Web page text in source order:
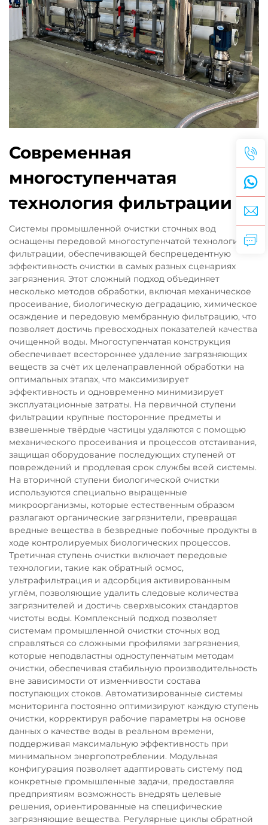
Современная
многоступенчатая
технология фильтрации
Системы промышленной очистки сточных вод
оснащены передовой многоступенчатой технологией
фильтрации, обеспечивающей беспрецедентную
эффективность очистки в самых разных сценариях
загрязнения. Этот сложный подход объединяет
несколько методов обработки, включая механическое
просеивание, биологическую деградацию, химическое
осаждение и передовую мембранную фильтрацию, что
позволяет достичь превосходных показателей качества
очищенной воды. Многоступенчатая конструкция
обеспечивает всестороннее удаление загрязняющих
веществ за счёт их целенаправленной обработки на
оптимальных этапах, что максимизирует
эффективность и одновременно минимизирует
эксплуатационные затраты. На первичной ступени
фильтрации крупные посторонние предметы и
взвешенные твёрдые частицы удаляются с помощью
механического просеивания и процессов отстаивания,
защищая оборудование последующих ступеней от
повреждений и продлевая срок службы всей системы.
На вторичной ступени биологической очистки
используются специально выращенные
микроорганизмы, которые естественным образом
разлагают органические загрязнители, превращая
вредные вещества в безвредные побочные продукты в
ходе контролируемых биологических процессов.
Третичная ступень очистки включает передовые
технологии, такие как обратный осмос,
ультрафильтрация и адсорбция активированным
углём, позволяющие удалить следовые количества
загрязнителей и достичь сверхвысоких стандартов
чистоты воды. Комплексный подход позволяет
системам промышленной очистки сточных вод
справляться со сложными профилями загрязнения,
которые неподвластны одноступенчатым методам
очистки, обеспечивая стабильную производительность
вне зависимости от изменчивости состава
поступающих стоков. Автоматизированные системы
мониторинга постоянно оптимизируют каждую ступень
очистки, корректируя рабочие параметры на основе
данных о качестве воды в реальном времени,
поддерживая максимальную эффективность при
минимальном энергопотреблении. Модульная
конфигурация позволяет адаптировать систему под
конкретные промышленные задачи, предоставляя
предприятиям возможность внедрять целевые
решения, ориентированные на специфические
загрязняющие вещества. Регулярные циклы обратной